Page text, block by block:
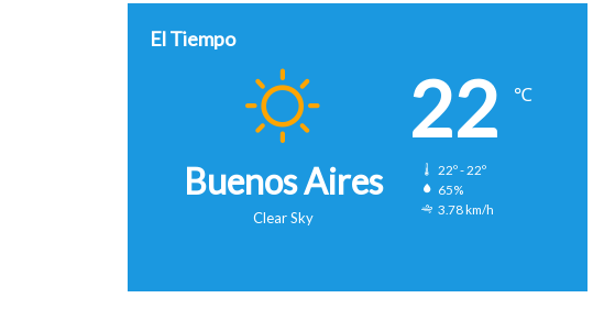
El Tiempo
Buenos Aires
Clear Sky
22 ℃
22º - 22º
65%
3.78 km/h